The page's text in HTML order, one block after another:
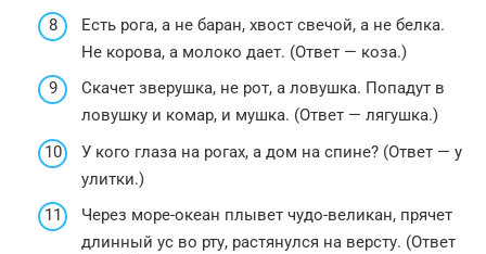
Есть рога, а не баран, хвост свечой, а не белка.
Не корова, а молоко дает. (Ответ — коза.)
Скачет зверушка, не рот, а ловушка. Попадут в
ловушку и комар, и мушка. (Ответ — лягушка.)
У кого глаза на рогах, а дом на спине? (Ответ — у
улитки.)
Через море-океан плывет чудо-великан, прячет
длинный ус во рту, растянулся на версту. (Ответ